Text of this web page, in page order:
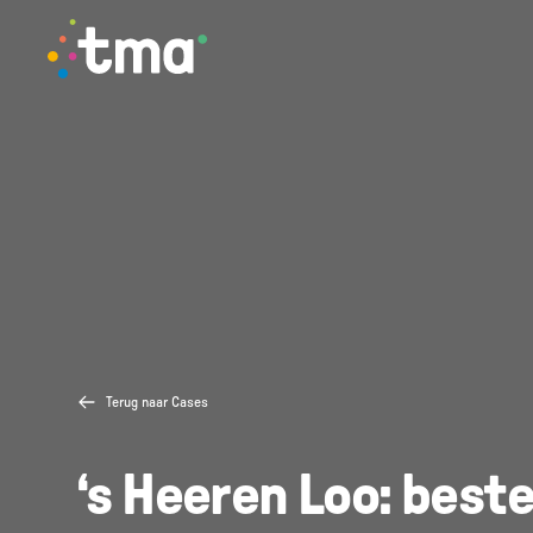
TMA - Unieke talenten vinden en (ver)binden
Terug naar Cases
‘s Heeren Loo: beste